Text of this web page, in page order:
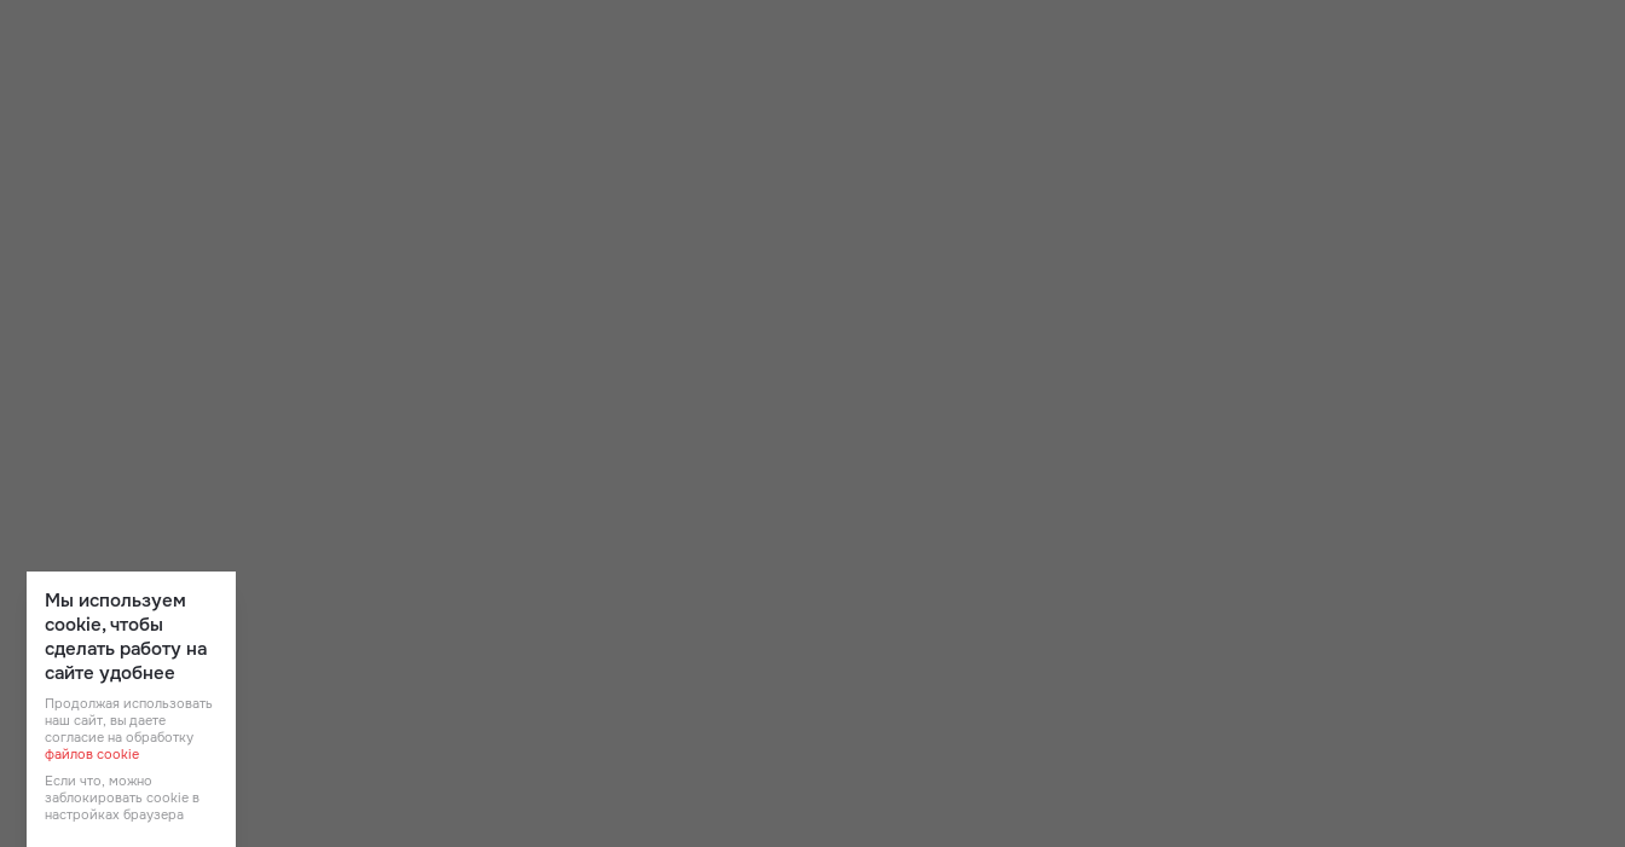
Мы используем
cookie, чтобы
сделать работу на
сайте удобнее
Продолжая использовать
наш сайт, вы даете
согласие на обработку
файлов cookie
Если что, можно
заблокировать cookie в
настройках браузера